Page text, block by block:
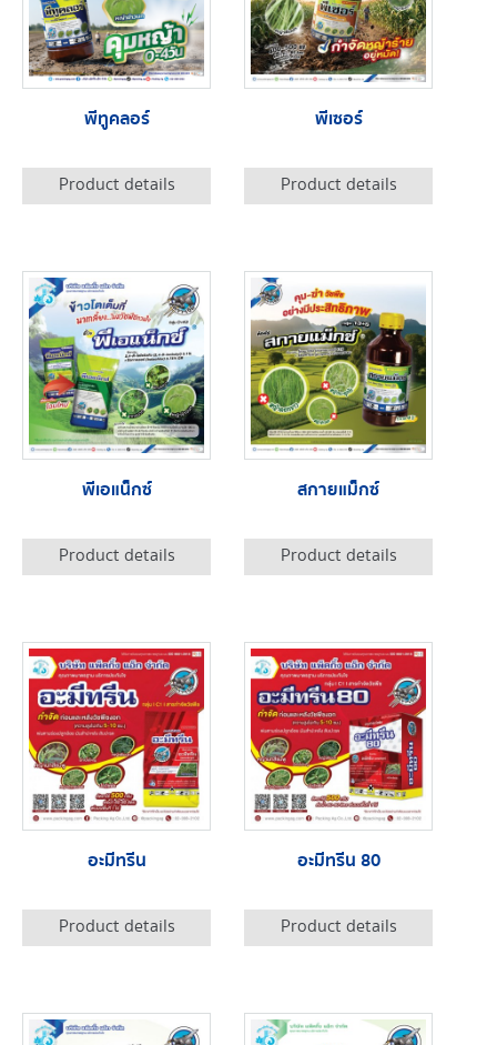
พีทูคลอร์
Product details
พีเซอร์
Product details
พีเอแน็กซ์
Product details
สกายแม็กซ์
Product details
อะมีทรีน
Product details
อะมีทรีน 80
Product details